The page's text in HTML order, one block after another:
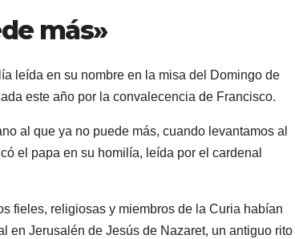
más»
leída en su nombre en la misa del Domingo de
este año por la convalecencia de Francisco.
al que ya no puede más, cuando levantamos al
el papa en su homilía, leída por el cardenal
fieles, religiosas y miembros de la Curia habían
en Jerusalén de Jesús de Nazaret, un antiguo rito